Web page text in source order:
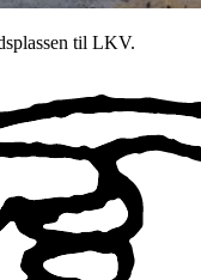
til LKV.